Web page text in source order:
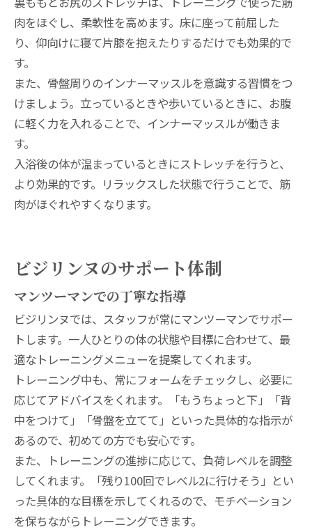
肉をほぐし、柔軟性を高めます。床に座って前屈した
り、仰向けに寝て片膝を抱えたりするだけでも効果的で
す。
また、骨盤周りのインナーマッスルを意識する習慣をつ
けましょう。立っているときや歩いているときに、お腹
に軽く力を入れることで、インナーマッスルが働きま
す。
入浴後の体が温まっているときにストレッチを行うと、
より効果的です。リラックスした状態で行うことで、筋
肉がほぐれやすくなります。
ビジリンヌのサポート体制
マンツーマンでの丁寧な指導
ビジリンヌでは、スタッフが常にマンツーマンでサポー
トします。一人ひとりの体の状態や目標に合わせて、最
適なトレーニングメニューを提案してくれます。
トレーニング中も、常にフォームをチェックし、必要に
応じてアドバイスをくれます。「もうちょっと下」「背
中をつけて」「骨盤を立てて」といった具体的な指示が
あるので、初めての方でも安心です。
また、トレーニングの進捗に応じて、負荷レベルを調整
してくれます。「残り100回でレベル2に行けそう」とい
った具体的な目標を示してくれるので、モチベーション
を保ちながらトレーニングできます。